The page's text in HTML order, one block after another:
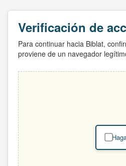
Verificación de
Para continuar hacia Biblat,
proviene de un navegador